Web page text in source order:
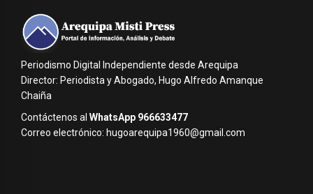
Periodismo Digital Independiente desde Arequipa
Director: Periodista y Abogado, Hugo Alfredo Amanque
Chaiña
Contáctenos al WhatsApp 966633477
Correo electrónico: hugoarequipa1960@gmail.com